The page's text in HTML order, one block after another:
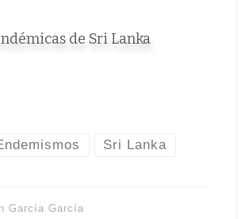
de Sri Lanka
Sri Lanka
García García